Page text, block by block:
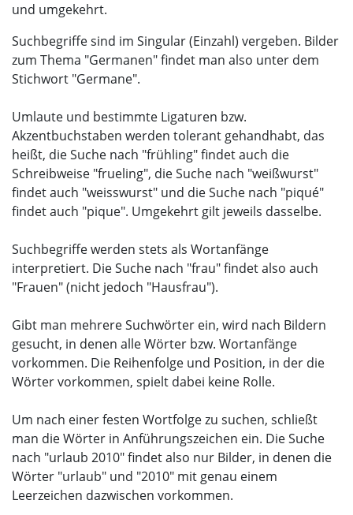
und umgekehrt.
Suchbegriffe sind im Singular (Einzahl) vergeben. Bilder
zum Thema "Germanen" findet man also unter dem
Stichwort "Germane".
Umlaute und bestimmte Ligaturen bzw.
Akzentbuchstaben werden tolerant gehandhabt, das
heißt, die Suche nach "frühling" findet auch die
Schreibweise "frueling", die Suche nach "weißwurst"
findet auch "weisswurst" und die Suche nach "piqué"
findet auch "pique". Umgekehrt gilt jeweils dasselbe.
Suchbegriffe werden stets als Wortanfänge
interpretiert. Die Suche nach "frau" findet also auch
"Frauen" (nicht jedoch "Hausfrau").
Gibt man mehrere Suchwörter ein, wird nach Bildern
gesucht, in denen alle Wörter bzw. Wortanfänge
vorkommen. Die Reihenfolge und Position, in der die
Wörter vorkommen, spielt dabei keine Rolle.
Um nach einer festen Wortfolge zu suchen, schließt
man die Wörter in Anführungszeichen ein. Die Suche
nach "urlaub 2010" findet also nur Bilder, in denen die
Wörter "urlaub" und "2010" mit genau einem
Leerzeichen dazwischen vorkommen.